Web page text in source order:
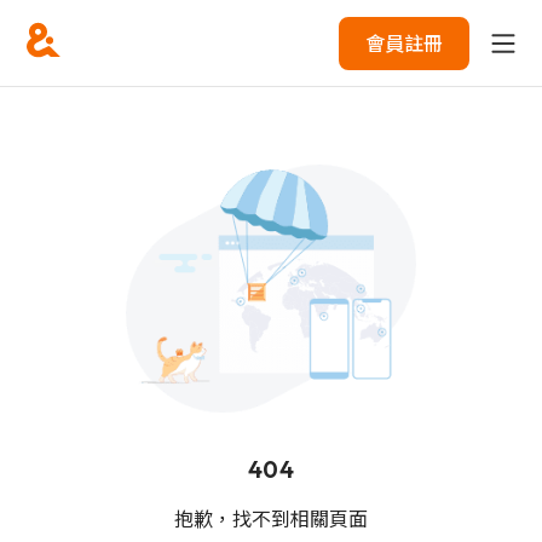
會員註冊
404
抱歉，找不到相關頁面